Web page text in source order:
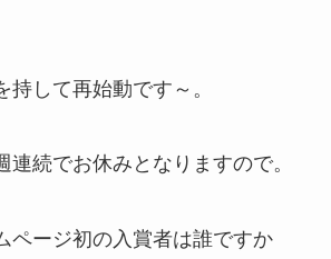
して再始動です～。
続でお休みとなりますので。
ページ初の入賞者は誰ですか